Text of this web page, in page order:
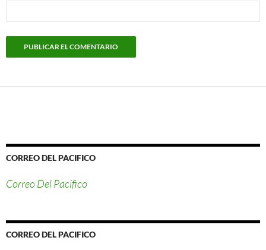
CORREO DEL PACIFICO
Correo Del Pacifico
CORREO DEL PACIFICO